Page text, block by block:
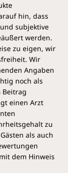
hin, dass
subjektive
werden.
zu eigen, wir
Wir
Angaben
noch als
Beitrag
einen Arzt
zu
als auch
dem Hinweis